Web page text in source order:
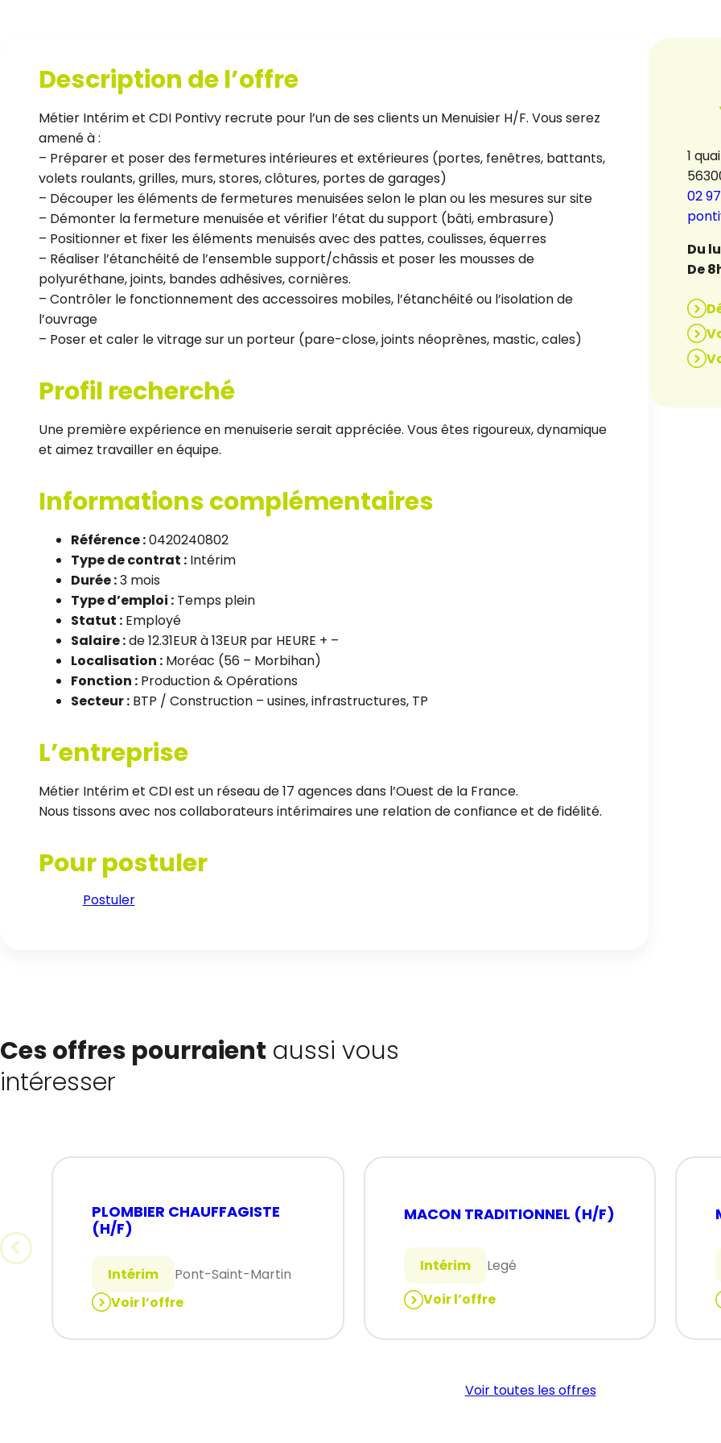
Description de l’offre
Métier Intérim et CDI Pontivy recrute pour l’un de ses clients un Menuisier H/F. Vous serez
amené à :
– Préparer et poser des fermetures intérieures et extérieures (portes, fenêtres, battants,
volets roulants, grilles, murs, stores, clôtures, portes de garages)
– Découper les éléments de fermetures menuisées selon le plan ou les mesures sur site
– Démonter la fermeture menuisée et vérifier l’état du support (bâti, embrasure)
– Positionner et fixer les éléments menuisés avec des pattes, coulisses, équerres
– Réaliser l’étanchéité de l’ensemble support/châssis et poser les mousses de
polyuréthane, joints, bandes adhésives, cornières.
– Contrôler le fonctionnement des accessoires mobiles, l’étanchéité ou l’isolation de
l’ouvrage
– Poser et caler le vitrage sur un porteur (pare-close, joints néoprènes, mastic, cales)
Profil recherché
Une première expérience en menuiserie serait appréciée. Vous êtes rigoureux, dynamique
et aimez travailler en équipe.
Informations complémentaires
Référence :0420240802
Type de contrat : Intérim
Durée :3 mois
Type d’emploi : Temps plein
Statut : Employé
Salaire :de 12.31EUR à 13EUR par HEURE + –
Localisation : Moréac (56 – Morbihan)
Fonction : Production & Opérations
Secteur : BTP / Construction – usines, infrastructures, TP
L’entreprise
Métier Intérim et CDI est un réseau de 17 agences dans l’Ouest de la France.
Nous tissons avec nos collaborateurs intérimaires une relation de confiance et de fidélité.
Pour postuler
Postuler
1
02
Du
De
Ces offres pourraient aussi vous
intéresser
PLOMBIER CHAUFFAGISTE
(H/F)
Intérim
Pont-Saint-Martin
Voir l’offre
:
MACON TRADITIONNEL (H/F)
Intérim
Legé
Voir l’offre
:
:
Voir toutes les offres